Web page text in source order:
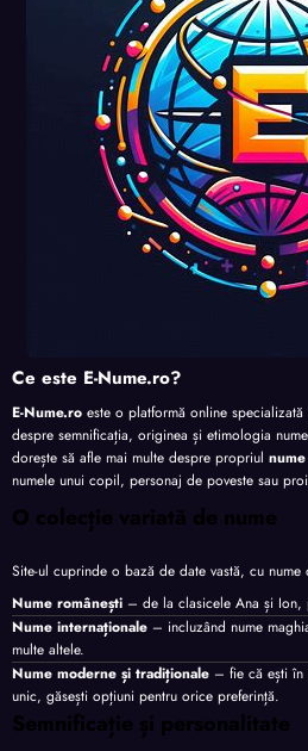
Ce este E-Nume.ro?
E-Nume.ro este o platformă online
despre semnificația, originea și etimologia
dorește să afle mai multe despre propriul nume
numele unui copil, personaj de poveste sau
O colecție variată de nume
Site-ul cuprinde o bază de date vastă, cu
Nume românești – de la clasicele Ana și Ion,
Nume internaționale – incluzând nume
multe altele.
Nume moderne și tradiționale – fie că ești în
unic, găsești opțiuni pentru orice preferință.
Semnificație și personalitate